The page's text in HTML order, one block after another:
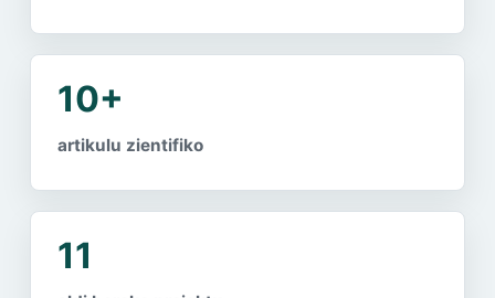
10+
artikulu zientifiko
11